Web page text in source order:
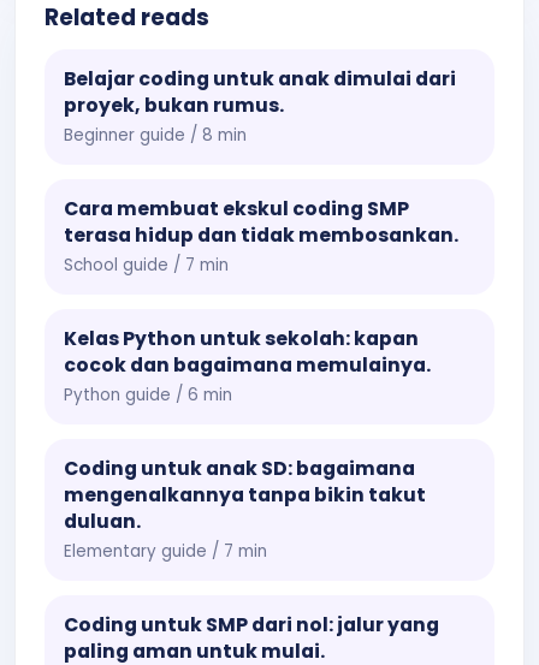
Related reads
Belajar coding untuk anak dimulai dari
proyek, bukan rumus.
Beginner guide / 8 min
Cara membuat ekskul coding SMP
terasa hidup dan tidak membosankan.
School guide / 7 min
Kelas Python untuk sekolah: kapan
cocok dan bagaimana memulainya.
Python guide / 6 min
Coding untuk anak SD: bagaimana
mengenalkannya tanpa bikin takut
duluan.
Elementary guide / 7 min
Coding untuk SMP dari nol: jalur yang
paling aman untuk mulai.